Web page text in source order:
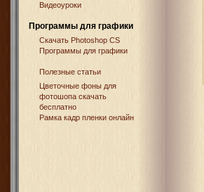
Видеоуроки
Программы для графики
Cкачать Photoshop CS
Программы для графики
Полезные статьи
Цветочные фоны для
фотошопа скачать
бесплатно
Рамка кадр пленки онлайн